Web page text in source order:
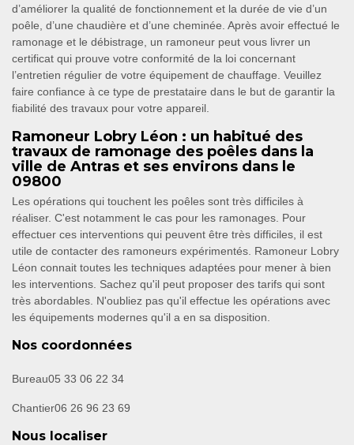
d’améliorer la qualité de fonctionnement et la durée de vie d’un
poêle, d’une chaudière et d’une cheminée. Après avoir effectué le
ramonage et le débistrage, un ramoneur peut vous livrer un
certificat qui prouve votre conformité de la loi concernant
l’entretien régulier de votre équipement de chauffage. Veuillez
faire confiance à ce type de prestataire dans le but de garantir la
fiabilité des travaux pour votre appareil.
Ramoneur Lobry Léon : un habitué des
travaux de ramonage des poêles dans la
ville de Antras et ses environs dans le
09800
Les opérations qui touchent les poêles sont très difficiles à
réaliser. C'est notamment le cas pour les ramonages. Pour
effectuer ces interventions qui peuvent être très difficiles, il est
utile de contacter des ramoneurs expérimentés. Ramoneur Lobry
Léon connait toutes les techniques adaptées pour mener à bien
les interventions. Sachez qu'il peut proposer des tarifs qui sont
très abordables. N'oubliez pas qu'il effectue les opérations avec
les équipements modernes qu'il a en sa disposition.
Nos coordonnées
Bureau05 33 06 22 34
Chantier06 26 96 23 69
Nous localiser